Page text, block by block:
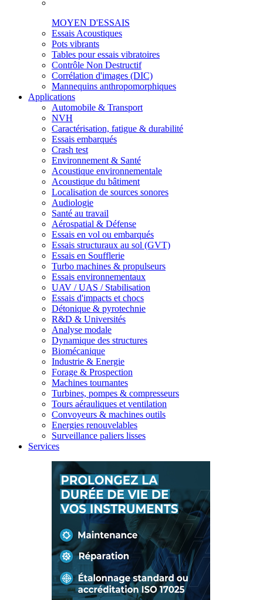
MOYEN D'ESSAIS
Essais Acoustiques
Pots vibrants
Tables pour essais vibratoires
Contrôle Non Destructif
Corrélation d'images (DIC)
Mannequins anthropomorphiques
Applications
Automobile & Transport
NVH
Caractérisation, fatigue & durabilité
Essais embarqués
Crash test
Environnement & Santé
Acoustique environnementale
Acoustique du bâtiment
Localisation de sources sonores
Audiologie
Santé au travail
Aérospatial & Défense
Essais en vol ou embarqués
Essais structuraux au sol (GVT)
Essais en Soufflerie
Turbo machines & propulseurs
Essais environnementaux
UAV / UAS / Stabilisation
Essais d'impacts et chocs
Détonique & pyrotechnie
R&D & Universités
Analyse modale
Dynamique des structures
Biomécanique
Industrie & Energie
Forage & Prospection
Machines tournantes
Turbines, pompes & compresseurs
Tours aérauliques et ventilation
Convoyeurs & machines outils
Energies renouvelables
Surveillance paliers lisses
Services